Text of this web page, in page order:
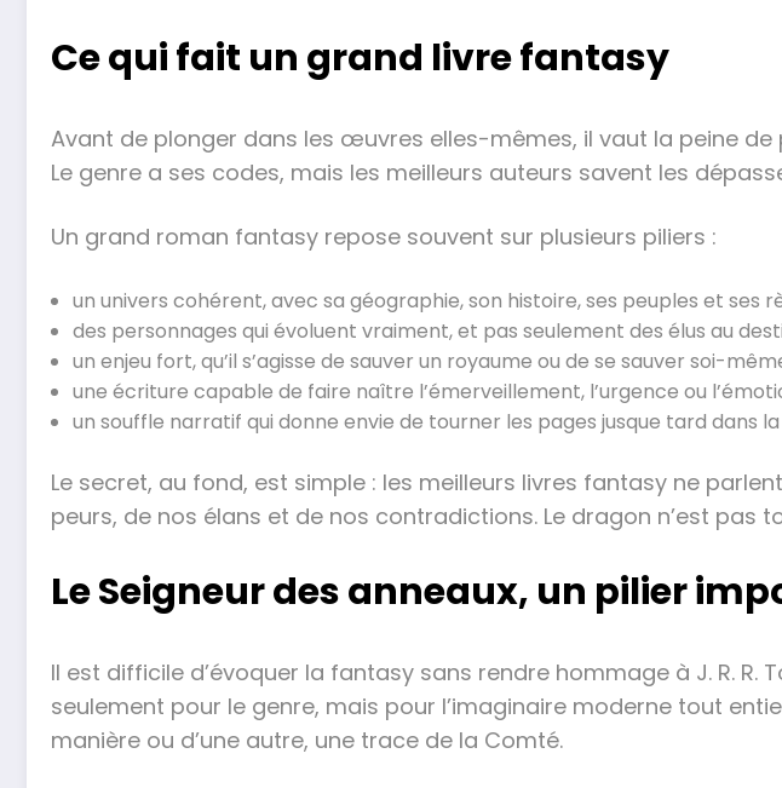
Ce qui fait un grand livre fantasy
Avant de plonger dans les œuvres elles-mêmes, il vaut la peine
Le genre a ses codes, mais les meilleurs auteurs savent les
Un grand roman fantasy repose souvent sur plusieurs piliers :
un univers cohérent, avec sa géographie, son histoire, ses peuples et ses
des personnages qui évoluent vraiment, et pas seulement des élus au
un enjeu fort, qu’il s’agisse de sauver un royaume ou de se sauver soi-
une écriture capable de faire naître l’émerveillement, l’urgence ou
un souffle narratif qui donne envie de tourner les pages jusque tard dans la
Le secret, au fond, est simple : les meilleurs livres fantasy ne
peurs, de nos élans et de nos contradictions. Le dragon n’est
Le Seigneur des anneaux, un pilier
Il est difficile d’évoquer la fantasy sans rendre hommage à J. R. R.
seulement pour le genre, mais pour l’imaginaire moderne tout
manière ou d’une autre, une trace de la Comté.